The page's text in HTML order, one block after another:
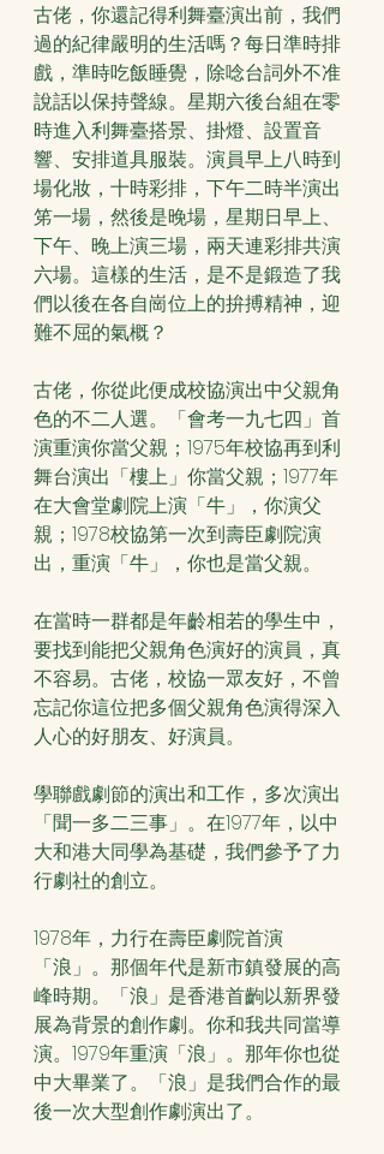
古佬，你還記得利舞臺演出前，我們
過的紀律嚴明的生活嗎？每日準時排
戲，準時吃飯睡覺，除唸台詞外不准
說話以保持聲線。星期六後台組在零
時進入利舞臺搭景、掛燈、設置音
響、安排道具服裝。演員早上八時到
場化妝，十時彩排，下午二時半演出
笫一場，然後是晚場，星期日早上、
下午、晚上演三場，兩天連彩排共演
六場。這樣的生活，是不是鍛造了我
們以後在各自崗位上的拚搏精神，迎
難不屈的氣概？
古佬，你從此便成校協演出中父親角
色的不二人選。「會考一九七四」首
演重演你當父親；1975年校協再到利
舞台演出「樓上」你當父親；1977年
在大會堂劇院上演「牛」，你演父
親；1978校協第一次到壽臣劇院演
出，重演「牛」，你也是當父親。
在當時一群都是年齡相若的學生中，
要找到能把父親角色演好的演員，真
不容易。古佬，校協一眾友好，不曾
忘記你這位把多個父親角色演得深入
人心的好朋友、好演員。
學聯戲劇節的演出和工作，多次演出
「聞一多二三事」。在1977年，以中
大和港大同學為基礎，我們參予了力
行劇社的創立。
1978年，力行在壽臣劇院首演
「浪」。那個年代是新市鎮發展的高
峰時期。「浪」是香港首齣以新界發
展為背景的創作劇。你和我共同當導
演。1979年重演「浪」。那年你也從
中大畢業了。「浪」是我們合作的最
後一次大型創作劇演出了。